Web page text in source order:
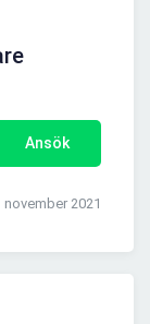
Ansök
november 2021